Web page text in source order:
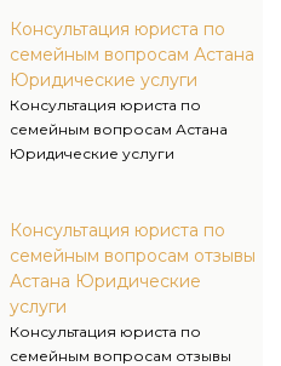
Консультация юриста по
семейным вопросам Астана
Юридические услуги
Консультация юриста по
семейным вопросам Астана
Юридические услуги
Консультация юриста по
семейным вопросам отзывы
Астана Юридические
услуги
Консультация юриста по
семейным вопросам отзывы